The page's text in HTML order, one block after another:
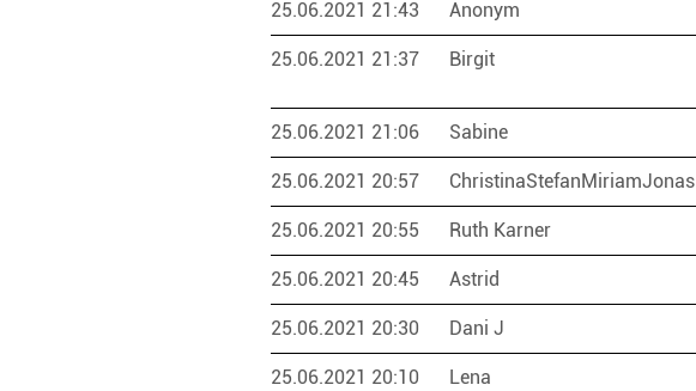
25.06.2021 21:43 Anonym
25.06.2021 21:37 Birgit
25.06.2021 21:06 Sabine
25.06.2021 20:57 ChristinaStefanMiriamJonas
25.06.2021 20:55 Ruth Karner
25.06.2021 20:45 Astrid
25.06.2021 20:30 Dani J
25.06.2021 20:10 Lena